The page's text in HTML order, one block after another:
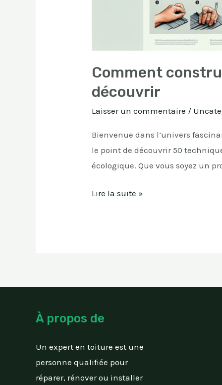
Comment
découvrir
Laisser un commentaire /
Bienvenue dans l’univers
le point de découvrir 50
écologique. Que vous soyez un
Lire la suite »
À propos de
Un expert en toiture est une
personne qualifiée pour
réparer, rénover ou installer